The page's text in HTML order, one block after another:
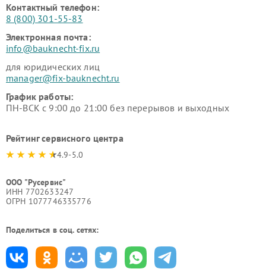
Контактный телефон:
8 (800) 301-55-83
Электронная почта:
info@bauknecht-fix.ru
для юридических лиц
manager@fix-bauknecht.ru
График работы:
ПН-ВСК с 9:00 до 21:00 без перерывов и выходных
Рейтинг сервисного центра
4.9-5.0
ООО "Русервис"
ИНН 7702633247
ОГРН 1077746335776
Поделиться в соц. сетях: